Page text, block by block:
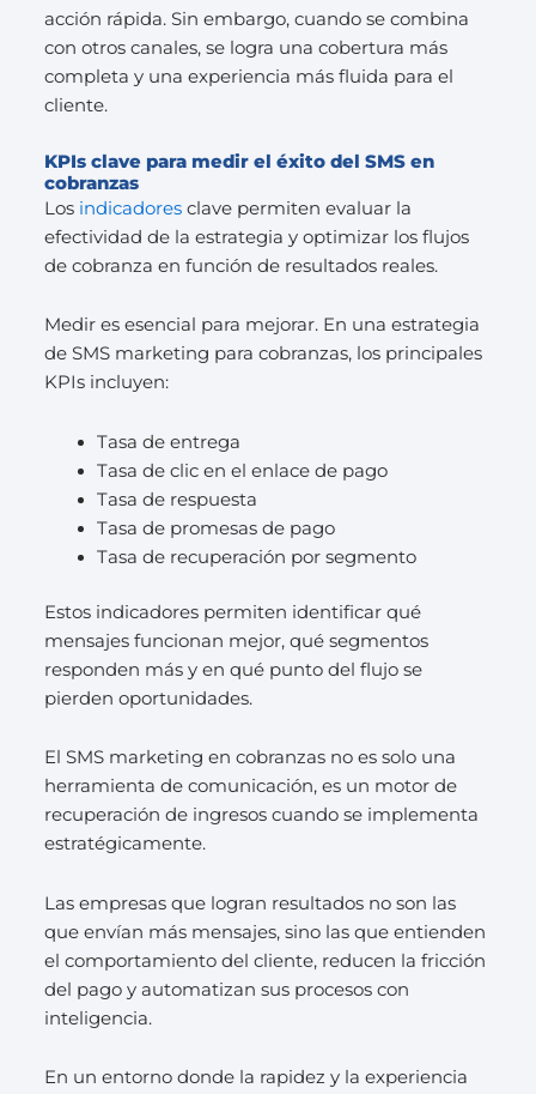
acción rápida. Sin embargo, cuando se combina
con otros canales, se logra una cobertura más
completa y una experiencia más fluida para el
cliente.
KPIs clave para medir el éxito del SMS en
cobranzas
Los indicadoresclave permiten evaluar la
efectividad de la estrategia y optimizar los flujos
de cobranza en función de resultados reales.
Medir es esencial para mejorar. En una estrategia
de SMS marketing para cobranzas, los principales
KPIs incluyen:
Tasa de entrega
Tasa de clic en el enlace de pago
Tasa de respuesta
Tasa de promesas de pago
Tasa de recuperación por segmento
Estos indicadores permiten identificar qué
mensajes funcionan mejor, qué segmentos
responden más y en qué punto del flujo se
pierden oportunidades.
El SMS marketing en cobranzas no es solo una
herramienta de comunicación, es un motor de
recuperación de ingresos cuando se implementa
estratégicamente.
Las empresas que logran resultados no son las
que envían más mensajes, sino las que entienden
el comportamiento del cliente, reducen la fricción
del pago y automatizan sus procesos con
inteligencia.
En un entorno donde la rapidez y la experiencia